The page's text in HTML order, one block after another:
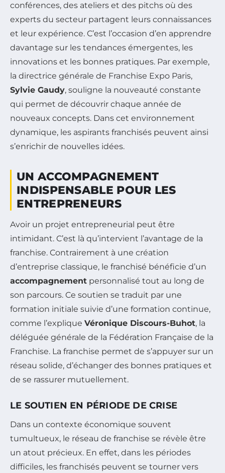
conférences, des ateliers et des pitchs où des
experts du secteur partagent leurs connaissances
et leur expérience. C’est l’occasion d’en apprendre
davantage sur les tendances émergentes, les
innovations et les bonnes pratiques. Par exemple,
la directrice générale de Franchise Expo Paris,
Sylvie Gaudy, souligne la nouveauté constante
qui permet de découvrir chaque année de
nouveaux concepts. Dans cet environnement
dynamique, les aspirants franchisés peuvent ainsi
s’enrichir de nouvelles idées.
UN ACCOMPAGNEMENT
INDISPENSABLE POUR LES
ENTREPRENEURS
Avoir un projet entrepreneurial peut être
intimidant. C’est là qu’intervient l’avantage de la
franchise. Contrairement à une création
d’entreprise classique, le franchisé bénéficie d’un
accompagnement personnalisé tout au long de
son parcours. Ce soutien se traduit par une
formation initiale suivie d’une formation continue,
comme l’explique Véronique Discours-Buhot, la
déléguée générale de la Fédération Française de la
Franchise. La franchise permet de s’appuyer sur un
réseau solide, d’échanger des bonnes pratiques et
de se rassurer mutuellement.
LE SOUTIEN EN PÉRIODE DE CRISE
Dans un contexte économique souvent
tumultueux, le réseau de franchise se révèle être
un atout précieux. En effet, dans les périodes
difficiles, les franchisés peuvent se tourner vers